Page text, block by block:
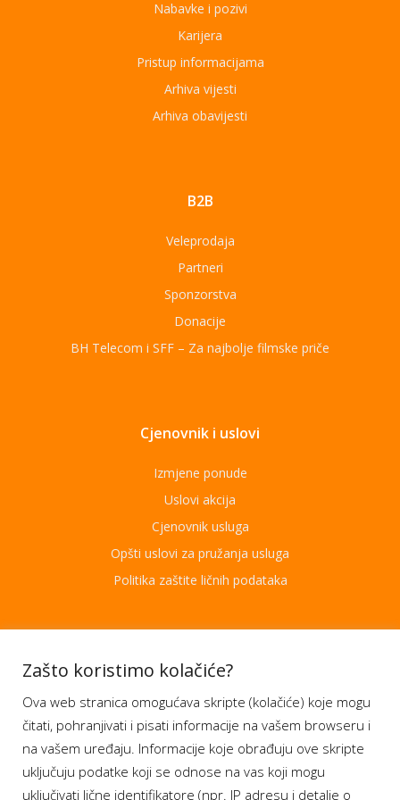
Nabavke i pozivi
Karijera
Pristup informacijama
Arhiva vijesti
Arhiva obavijesti
B2B
Veleprodaja
Partneri
Sponzorstva
Donacije
BH Telecom i SFF – Za najbolje filmske priče
Cjenovnik i uslovi
Izmjene ponude
Uslovi akcija
Cjenovnik usluga
Opšti uslovi za pružanja usluga
Politika zaštite ličnih podataka
Aplikacije
Moj BH Telecom
Dostupnost usluga
Moja webTV
Aukcije BH Telecom
Zašto koristimo kolačiće?
Ova web stranica omogućava skripte (kolačiće) koje mogu
čitati, pohranjivati i pisati informacije na vašem browseru i
na vašem uređaju. Informacije koje obrađuju ove skripte
uključuju podatke koji se odnose na vas koji mogu
uključivati lične identifikatore (npr. IP adresu i detalje o